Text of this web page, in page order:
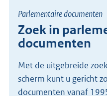
Zoek in
documenten
Parlementaire documenten
Met de uitgebreide
scherm kunt u gericht
documenten vanaf